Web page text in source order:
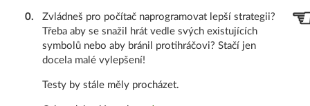
0.
Zvládneš pro počítač naprogramovat lepší strategii?
Třeba aby se snažil hrát vedle svých existujících
symbolů nebo aby bránil protihráčovi? Stačí jen
docela malé vylepšení!
Testy by stále měly procházet.